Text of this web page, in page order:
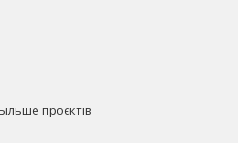
проєктів